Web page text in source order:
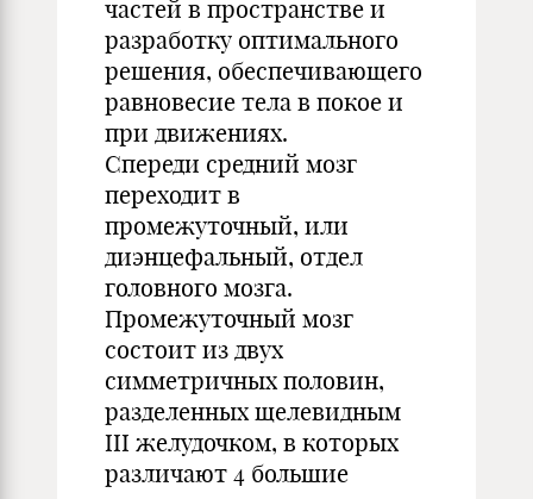
частей в пространстве и
разработку оптимального
решения, обеспечивающего
равновесие тела в покое и
при движениях.
Спереди средний мозг
переходит в
промежуточный, или
диэнцефальный, отдел
головного мозга.
Промежуточный мозг
состоит из двух
симметричных половин,
разделенных щелевидным
III желудочком, в которых
различают 4 большие